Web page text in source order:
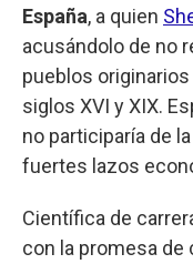
España, a quien
acusándolo de no
pueblos
siglos XVI y XIX.
no participaría de
fuertes lazos
Científica de
con la promesa de